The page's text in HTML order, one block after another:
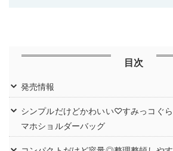
目次
発売情報
シンプルだけどかわいい♡すみっコぐ
マホショルダーバッグ